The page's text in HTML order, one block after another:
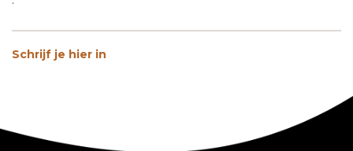
Schrijf je hier in